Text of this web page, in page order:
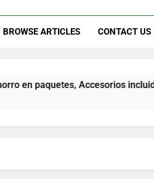
Sonido envolvente, Mejora de la
Con Bundles: Ahorro en
Experiencia de sonido
BROWSE ARTICLES CONTACT US
Accesorios incluidos,